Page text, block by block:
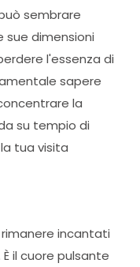
sembrare
sue dimensioni
l'essenza di
sapere
la
su tempio di
tua visita
rimanere incantati
il cuore pulsante